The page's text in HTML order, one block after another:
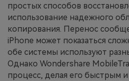
простых способов
использование надежного
копирования. Перенос
iPhone может показаться
обе системы используют
Однако Wondershare
процесс, делая его быстрым и